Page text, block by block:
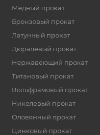
Медный прокат
Бронзовый прокат
Латунный прокат
Дюралевый прокат
Нержавеющий прокат
Титановый прокат
Вольфрамовый прокат
Никелевый прокат
Оловянный прокат
Цинковый прокат